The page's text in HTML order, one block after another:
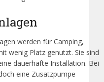
werden für Camping,
wenig Platz genutzt. Sie sind
dauerhafte Installation. Bei
eine Zusatzpumpe